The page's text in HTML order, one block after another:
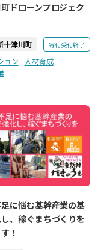
ドローンプロジェク
十津川町 寄付受付終了
ョン
人材育成
に悩む基幹産業の基
、稼ぐまちづくりを
！